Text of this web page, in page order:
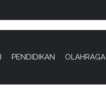
PENDIDIKAN OLAHRAGA